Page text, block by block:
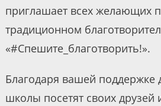
приглашает всех желающих
традиционном
«#Спешите_благотворить!».
Благодаря вашей поддержке
школы посетят своих друзей